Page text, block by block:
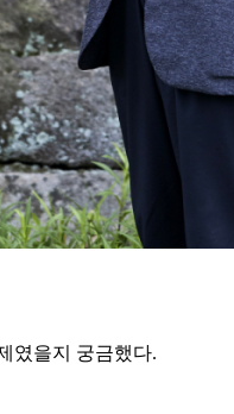
였을지 궁금했다.